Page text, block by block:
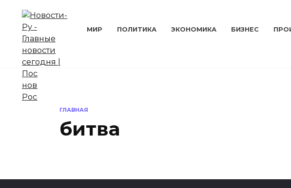
содержанию
МИР ПОЛИТИКА ЭКОНОМИКА БИЗНЕС
ГЛАВНАЯ
битва